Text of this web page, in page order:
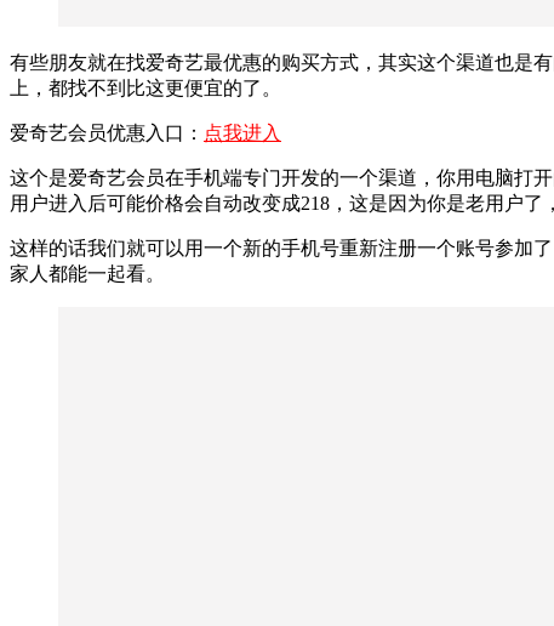
有些朋友就在找爱奇艺最优惠的购买方式，其实这个渠道也是
上，都找不到比这更便宜的了。
爱奇艺会员优惠入口： 点我进入
这个是爱奇艺会员在手机端专门开发的一个渠道，你用电脑打
用户进入后可能价格会自动改变成218，这是因为你是老用户了
这样的话我们就可以用一个新的手机号重新注册一个账号参加
家人都能一起看。